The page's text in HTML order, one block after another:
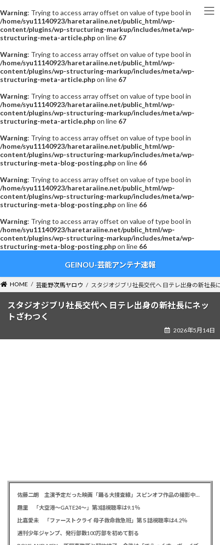
Warning: Trying to access array offset on value of type bool in
/home/syu11140923/haretaraiine.net/public_html/wp-
content/plugins/wp-structuring-markup/includes/meta/wp-
structuring-meta-article.phpon line 67
Warning: Trying to access array offset on value of type bool in
/home/syu11140923/haretaraiine.net/public_html/wp-
content/plugins/wp-structuring-markup/includes/meta/wp-
structuring-meta-article.phpon line 67
Warning: Trying to access array offset on value of type bool in
/home/syu11140923/haretaraiine.net/public_html/wp-
content/plugins/wp-structuring-markup/includes/meta/wp-
structuring-meta-article.phpon line 67
Warning: Trying to access array offset on value of type bool in
/home/syu11140923/haretaraiine.net/public_html/wp-
content/plugins/wp-structuring-markup/includes/meta/wp-
structuring-meta-blog-posting.phpon line 66
Warning: Trying to access array offset on value of type bool in
/home/syu11140923/haretaraiine.net/public_html/wp-
content/plugins/wp-structuring-markup/includes/meta/wp-
structuring-meta-blog-posting.phpon line 66
Warning: Trying to access array offset on value of type bool in
/home/syu11140923/haretaraiine.net/public_html/wp-
content/plugins/wp-structuring-markup/includes/meta/wp-
structuring-meta-blog-posting.phpon line 66
ン
ツ
ー
シ
GEINOU-芸能アンテナ速報
HOME 芸能野次馬ヤロウ スタジオジブリ社長交代へ 日テレ出身の新社長
スタジオジブリ社長交代へ 日テレ出身の新社長にネッ
トざわつく
2026年5月14日
佐藤二朗 主演予定だった映画「踊る大捜査線」スピンオフ作品の撮影中止が正式に決定か
趣里 「大空港～GATE24～」第3話視聴率は9.1％
比嘉愛未 「ファーストクライ 母子救命救急班」第５話視聴率は4.2％
週刊少年ジャンプ、発行部数100万部を初めて割る